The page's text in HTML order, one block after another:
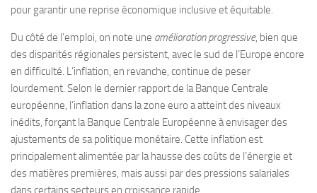
pour garantir une reprise économique inclusive et équitable.
Du côté de l’emploi, on note une amélioration progressive, bien que
des disparités régionales persistent, avec le sud de l’Europe encore
en difficulté. L’inflation, en revanche, continue de peser
lourdement. Selon le dernier rapport de la Banque Centrale
européenne, l’inflation dans la zone euro a atteint des niveaux
inédits, forçant la Banque Centrale Européenne à envisager des
ajustements de sa politique monétaire. Cette inflation est
principalement alimentée par la hausse des coûts de l’énergie et
des matières premières, mais aussi par des pressions salariales
dans certains secteurs en croissance rapide.